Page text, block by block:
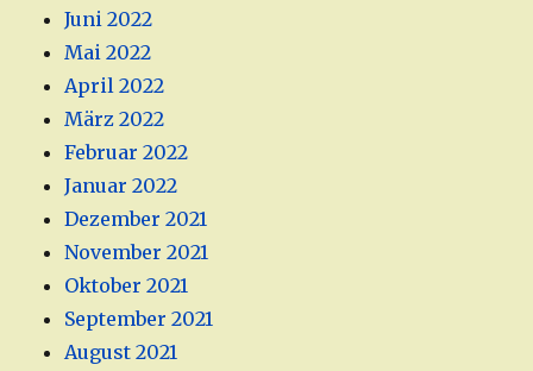
Juni 2022
Mai 2022
April 2022
März 2022
Februar 2022
Januar 2022
Dezember 2021
November 2021
Oktober 2021
September 2021
August 2021